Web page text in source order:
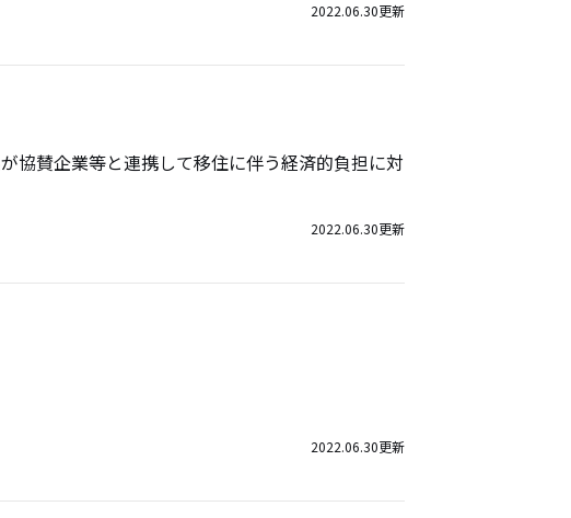
2022.06.30更新
協賛企業等と連携して移住に伴う経済的負担に対
2022.06.30更新
2022.06.30更新